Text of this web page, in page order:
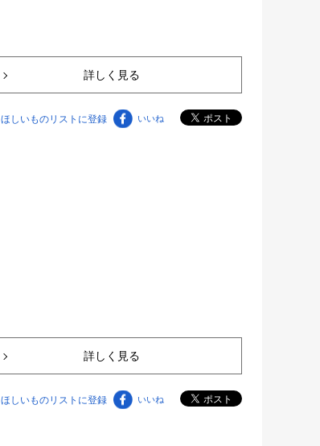
詳しく見る
ほしいものリストに登録 いいね
詳しく見る
ほしいものリストに登録 いいね